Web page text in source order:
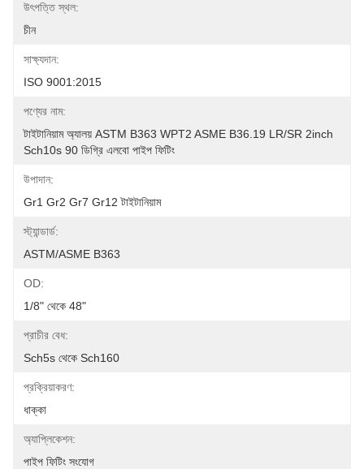
উৎপত্তি স্থল:
চীন
সাক্ষ্যদান:
ISO 9001:2015
পণ্যের নাম:
টাইটানিয়াম অ্যালয় ASTM B363 WPT2 ASME B36.19 LR/SR 2inch
Sch10s 90 ডিগ্রি এলবো পাইপ ফিটিং
উপাদান:
Gr1 Gr2 Gr7 Gr12 টাইটানিয়াম
স্ট্যান্ডার্ড:
ASTM/ASME B363
OD:
1/8" থেকে 48"
প্রাচীর বেধ:
Sch5s থেকে Sch160
প্রক্রিয়াকরণ:
ধাক্কা
অ্যাপ্লিকেশন:
পাইপ ফিটিং সংযোগ